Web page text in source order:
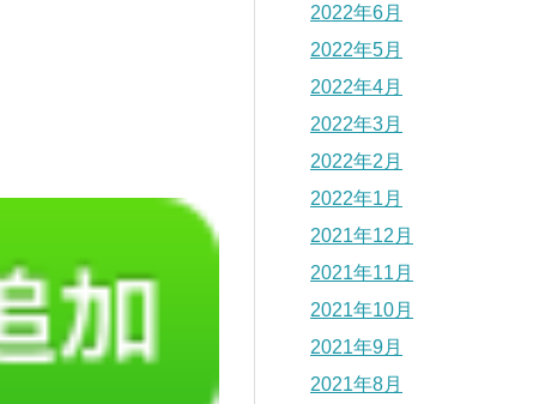
2022年6月
2022年5月
2022年4月
2022年3月
2022年2月
2022年1月
2021年12月
2021年11月
2021年10月
2021年9月
2021年8月